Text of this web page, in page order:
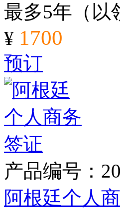
最多5年（以
¥ 1700
预订
产品编号：
阿根廷个人